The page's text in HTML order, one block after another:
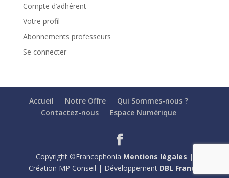
Compte d’adhérent
Votre profil
Abonnements professeurs
Se connecter
Accueil Notre Offre
Qui Sommes-nous ?
Contactez-nous
Espace Numérique
Copyright ©Francophonia Mentions légales |
Création MP Conseil | Développement DBL France